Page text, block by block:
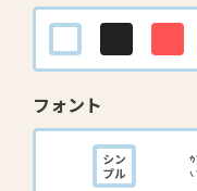
フォント